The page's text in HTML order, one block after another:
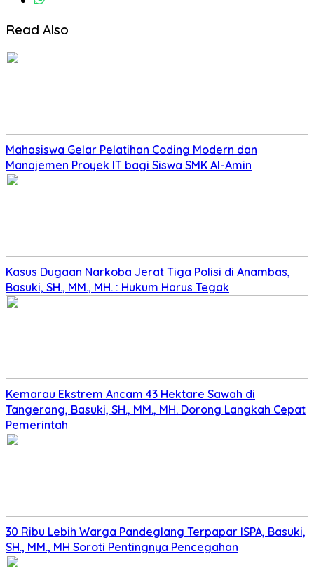
Read Also
Mahasiswa Gelar Pelatihan Coding Modern dan
Manajemen Proyek IT bagi Siswa SMK Al-Amin
Kasus Dugaan Narkoba Jerat Tiga Polisi di Anambas,
Basuki, SH., MM., MH. : Hukum Harus Tegak
Kemarau Ekstrem Ancam 43 Hektare Sawah di
Tangerang, Basuki, SH., MM., MH. Dorong Langkah Cepat
Pemerintah
30 Ribu Lebih Warga Pandeglang Terpapar ISPA, Basuki,
SH., MM., MH Soroti Pentingnya Pencegahan